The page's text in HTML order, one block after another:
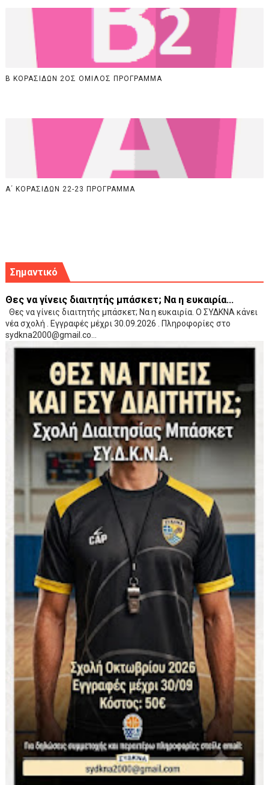
Β ΚΟΡΑΣΙΔΩΝ 2ΟΣ ΟΜΙΛΟΣ ΠΡΟΓΡΑΜΜΑ
Α΄ ΚΟΡΑΣΙΔΩΝ 22-23 ΠΡΟΓΡΑΜΜΑ
Σημαντικό
Θες να γίνεις διαιτητής μπάσκετ; Να η ευκαιρία...
Θες να γίνεις διαιτητής μπάσκετ; Να η ευκαιρία. Ο ΣΥΔΚΝΑ κάνει
νέα σχολή . Εγγραφές μέχρι 30.09.2026 . Πληροφορίες στο
sydkna2000@gmail.co...